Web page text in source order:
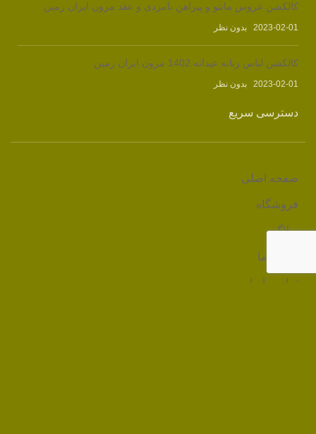
کالکشن عروس مانتو و پیراهن نامزدی و عقد مزون ایران زمین
2023-02-01 بدون نظر
کالکشن لباس زنانه عیدانه 1402 مزون ایران زمین
2023-02-01 بدون نظر
دسترسی سریع
صفحه اصلی
فروشگاه
وبلاگ
درباره ما
تماس با ما